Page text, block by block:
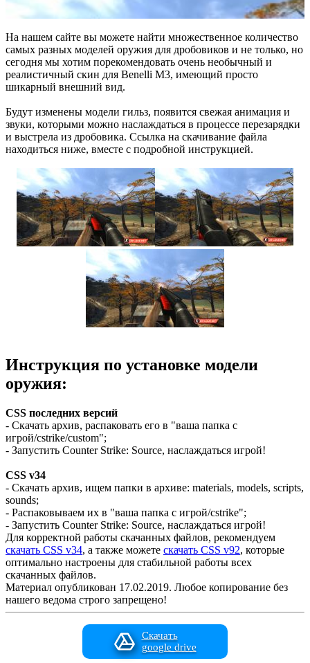
На нашем сайте вы можете найти множественное количество
самых разных моделей оружия для дробовиков и не только, но
сегодня мы хотим порекомендовать очень необычный и
реалистичный скин для Benelli M3, имеющий просто
шикарный внешний вид.
Будут изменены модели гильз, появится свежая анимация и
звуки, которыми можно наслаждаться в процессе перезарядки
и выстрела из дробовика. Ссылка на скачивание файла
находиться ниже, вместе с подробной инструкцией.
Инструкция по установке модели
оружия:
CSS последних версий
- Скачать архив, распаковать его в "ваша папка с
игрой/cstrike/custom";
- Запустить Counter Strike: Source, наслаждаться игрой!
CSS v34
- Скачать архив, ищем папки в архиве: materials, models, scripts,
sounds;
- Распаковываем их в "ваша папка с игрой/cstrike";
- Запустить Counter Strike: Source, наслаждаться игрой!
Для корректной работы скачанных файлов, рекомендуем
скачать CSS v34, а также можете скачать CSS v92, которые
оптимально настроены для стабильной работы всех
скачанных файлов.
Материал опубликован 17.02.2019. Любое копирование без
нашего ведома строго запрещено!
Скачать
google drive